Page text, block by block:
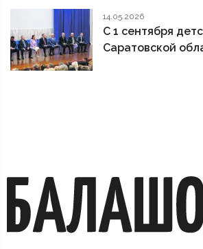
14.05.2026
С 1 сентября
Саратовской